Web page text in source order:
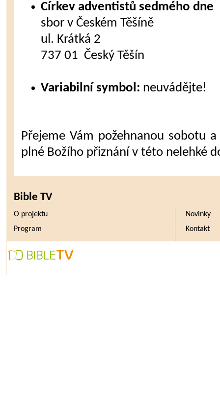
Církev adventistů sedmého dne
sbor v Českém Těšíně
ul. Krátká 2
737 01 Český Těšín
Variabilní symbol: neuvádějte!
Přejeme Vám požehnanou sobotu
plné Božího přiznání v této nelehké
Bible TV
O projektu
Novinky
Program
Kontakt